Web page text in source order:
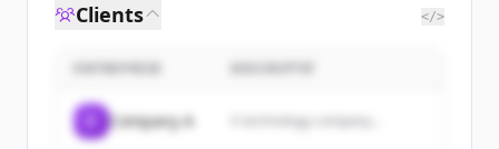
Clients </>
Company A A technology company...